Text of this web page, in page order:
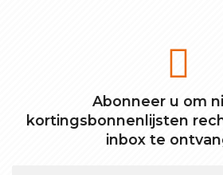
Abonneer u om
kortingsbonnenlijsten
inbox te